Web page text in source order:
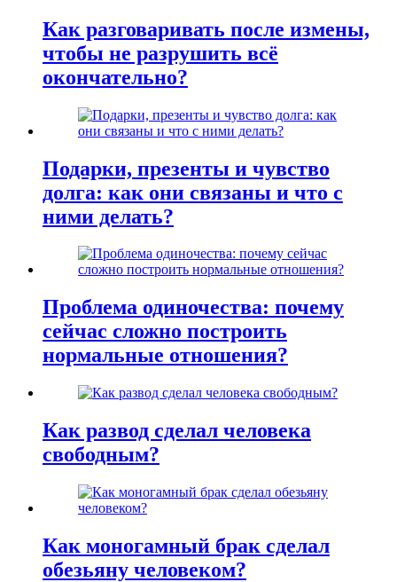
Как разговаривать после измены,
чтобы не разрушить всё
окончательно?
Подарки, презенты и чувство
долга: как они связаны и что с
ними делать?
Проблема одиночества: почему
сейчас сложно построить
нормальные отношения?
Как развод сделал человека
свободным?
Как моногамный брак сделал
обезьяну человеком?